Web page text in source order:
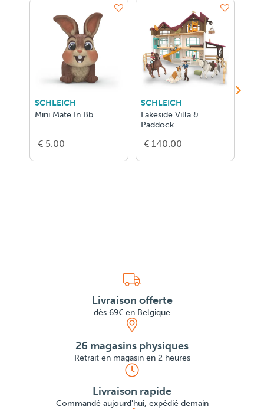
SCHLEICH
Mini Mate In Bb
€ 5.00
SCHLEICH
Lakeside Villa &
Paddock
€ 140.00
Livraison offerte
dès 69€ en Belgique
26 magasins physiques
Retrait en magasin en 2 heures
Livraison rapide
Commandé aujourd'hui, expédié demain